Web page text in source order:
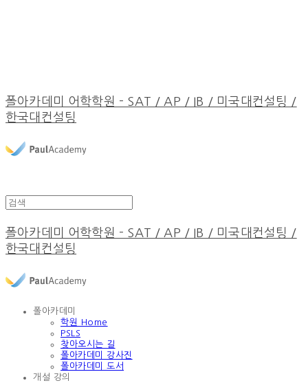
폴아카데미 어학학원 - SAT / AP / IB / 미국대컨설팅 /
한국대컨설팅
폴아카데미 어학학원 - SAT / AP / IB / 미국대컨설팅 /
한국대컨설팅
폴아카데미
학원 Home
PSLS
찾아오시는 길
폴아카데미 강사진
폴아카데미 도서
개설 강의